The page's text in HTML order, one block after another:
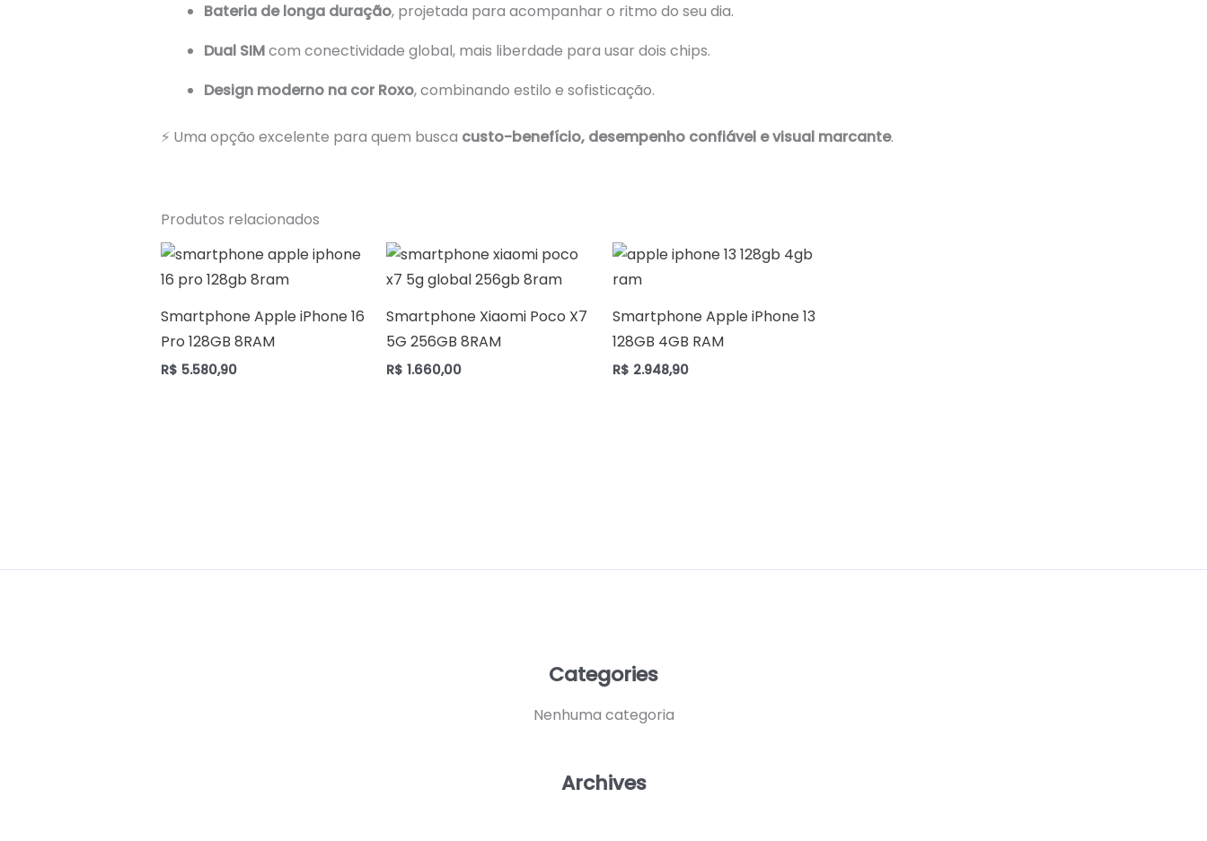
Bateria de longa duração, projetada para acompanhar o ritmo do seu dia.
Dual SIMcom conectividade global, mais liberdade para usar dois chips.
Design moderno na cor Roxo, combinando estilo e sofisticação.
⚡ Uma opção excelente para quem busca custo-benefício, desempenho confiável e visual marcante.
Produtos relacionados
Smartphone Apple iPhone 16
Pro 128GB 8RAM
R$ 5.580,90
Smartphone Xiaomi Poco X7
5G 256GB 8RAM
R$ 1.660,00
Smartphone Apple iPhone 13
128GB 4GB RAM
R$ 2.948,90
Categories
Nenhuma categoria
Archives